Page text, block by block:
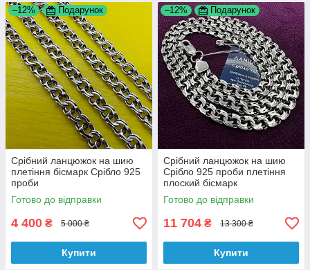
–12% Подарунок
Срібний ланцюжок на шию
плетіння бісмарк Срібло 925
проби
Готово до відправки
4 400 ₴ 5 000 ₴
Купити
–12% Подарунок
Срібний ланцюжок на шию
Срібло 925 проби плетіння
плоский бісмарк
Готово до відправки
11 704 ₴ 13 300 ₴
Купити